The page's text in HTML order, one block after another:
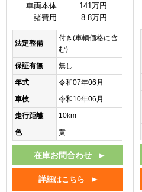
車両本体
141万円
諸費用
8.8万円
法定整備
付き(車輌価格に含
む)
保証有無
無し
年式
令和07年06月
車検
令和10年06月
走行距離
10km
色
黄
在庫お問合わせ
詳細はこちら